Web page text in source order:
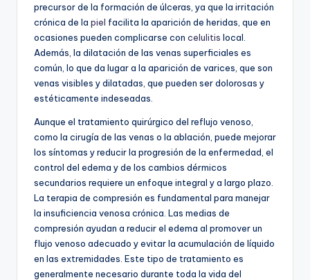
precursor de la formación de úlceras, ya que la irritación
crónica de la piel facilita la aparición de heridas, que en
ocasiones pueden complicarse con celulitis local.
Además, la dilatación de las venas superficiales es
común, lo que da lugar a la aparición de varices, que son
venas visibles y dilatadas, que pueden ser dolorosas y
estéticamente indeseadas.
Aunque el tratamiento quirúrgico del reflujo venoso,
como la cirugía de las venas o la ablación, puede mejorar
los síntomas y reducir la progresión de la enfermedad, el
control del edema y de los cambios dérmicos
secundarios requiere un enfoque integral y a largo plazo.
La terapia de compresión es fundamental para manejar
la insuficiencia venosa crónica. Las medias de
compresión ayudan a reducir el edema al promover un
flujo venoso adecuado y evitar la acumulación de líquido
en las extremidades. Este tipo de tratamiento es
generalmente necesario durante toda la vida del